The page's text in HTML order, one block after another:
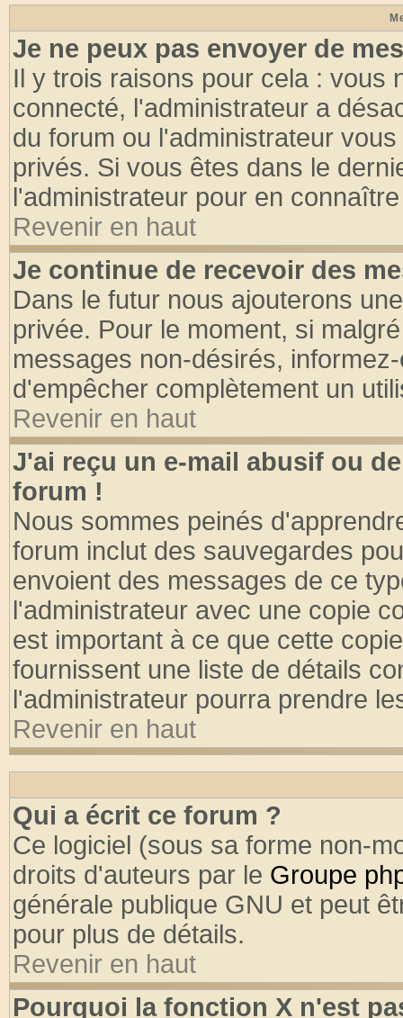
Je ne peux pas envoyer de
Il y trois raisons pour cela : vous
connecté, l'administrateur a
du forum ou l'administrateur
privés. Si vous êtes dans le
l'administrateur pour en
Revenir en haut
Je continue de recevoir des
Dans le futur nous ajouterons
privée. Pour le moment, si
messages non-désirés,
d'empêcher complètement un
Revenir en haut
J'ai reçu un e-mail abusif ou
forum !
Nous sommes peinés
forum inclut des sauvegardes
envoient des messages de ce
l'administrateur avec une copie
est important à ce que cette
fournissent une liste de détails
l'administrateur pourra prendre
Revenir en haut
Qui a écrit ce forum ?
Ce logiciel (sous sa forme non-
droits d'auteurs par le Groupe
générale publique GNU et peut
pour plus de détails.
Revenir en haut
Pourquoi la fonction X n'est